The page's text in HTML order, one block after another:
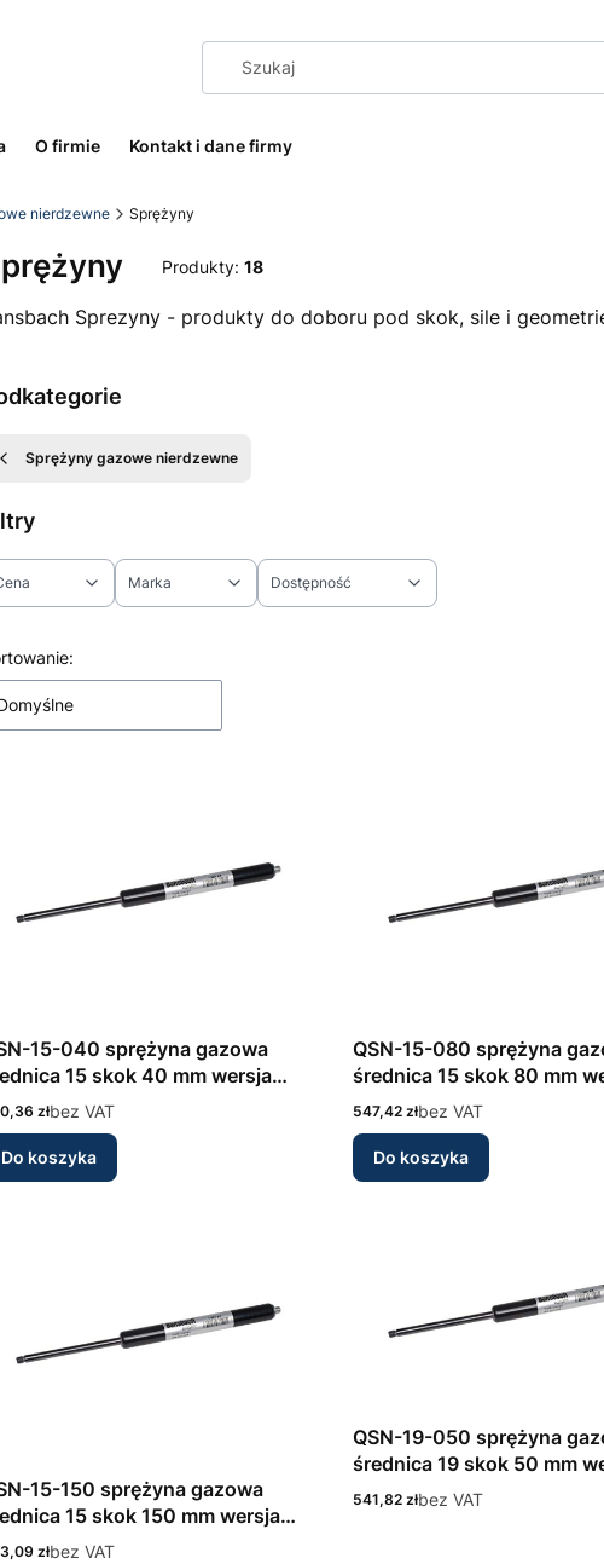
O firmie Kontakt i dane firmy
nierdzewne Sprężyny
Produkty: 18
Sprezyny - produkty do doboru pod skok, sile i
Sprężyny gazowe nierdzewne
Marka Dostępność
produktów
15-040 sprężyna gazowa
15 skok 40 mm wersja
INOX 316L Bansbach
złbez VAT
Do koszyka
QSN-15-080 sprężyna
średnica 15 skok 80 mm
nierdzewna INOX 316L
Cena
547,42 złbez VAT
Do koszyka
15-150 sprężyna gazowa
15 skok 150 mm wersja
INOX 316L Bansbach
złbez VAT
QSN-19-050 sprężyna
średnica 19 skok 50 mm
nierdzewna INOX 316L
Cena
541,82 złbez VAT